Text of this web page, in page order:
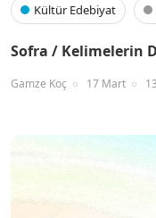
Kültür Edebiyat
Sofra / Kelimelerin
Gamze Koç 17 Mart